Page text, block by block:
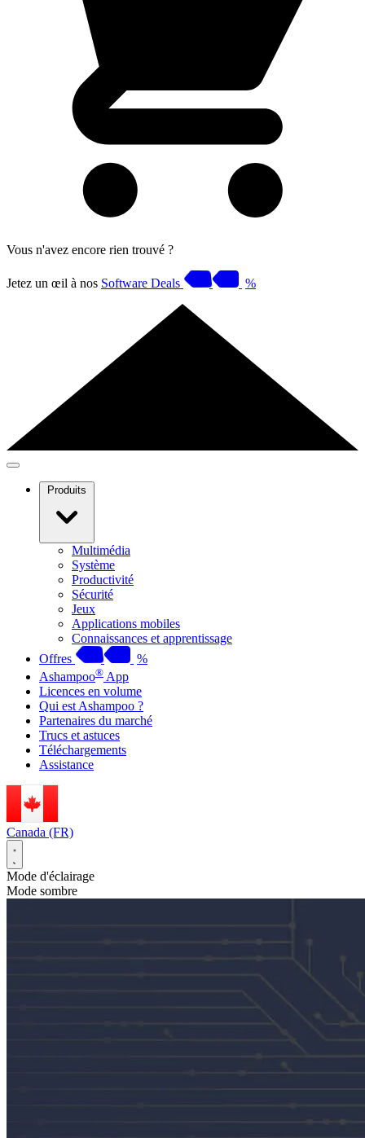
Vous n'avez encore rien trouvé ?
Jetez un œil à nos Software Deals %
Produits
Multimédia
Système
Productivité
Sécurité
Jeux
Applications mobiles
Connaissances et apprentissage
Offres
%
Ashampoo® App
Licences en volume
Qui est Ashampoo ?
Partenaires du marché
Trucs et astuces
Téléchargements
Assistance
Canada (FR)
Mode d'éclairage
Mode sombre